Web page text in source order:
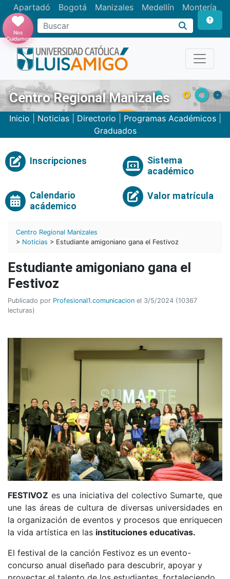
Apartadó Bogotá Manizales Medellín Montería
Nos
Cuidamos
Centro Regional Manizales
Inicio Noticias| Directorio Programas Académicos|
Graduados
Inscripciones
Sistema
académico
Calendario
acádemico
Valor matrícula
Centro Regional Manizales
> Noticias > Estudiante amigoniano gana el Festivoz
Estudiante amigoniano gana el
Festivoz
Publicado por Profesional1.comunicacion el 3/5/2024 (10367
lecturas)
FESTIVOZ es una iniciativa del colectivo Sumarte, que
une las áreas de cultura de diversas universidades en
la organización de eventos y procesos que enriquecen
la vida artística en las instituciones educativas.
El festival de la canción Festivoz es un evento-
concurso anual diseñado para descubrir, apoyar y